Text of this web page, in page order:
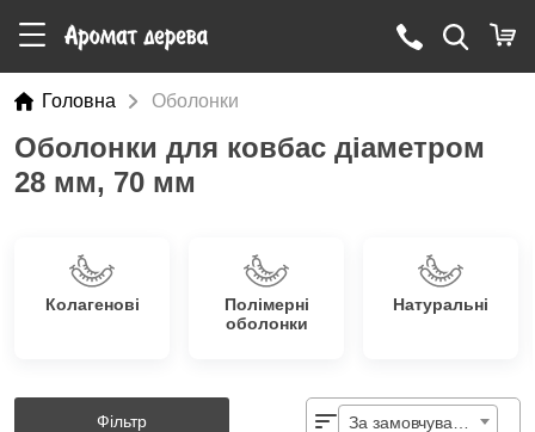
Головна Оболонки
Оболонки для ковбас діаметром
28 мм, 70 мм
Колагенові
Полімерні
оболонки
Натуральні
Фільтр